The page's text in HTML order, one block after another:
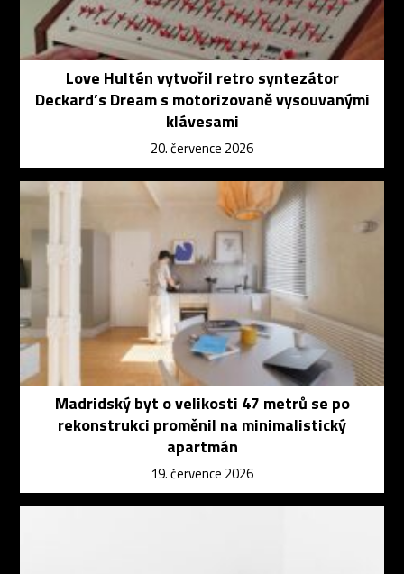
Love Hultén vytvořil retro syntezátor
Deckard’s Dream s motorizovaně vysouvanými
klávesami
20. července 2026
Madridský byt o velikosti 47 metrů se po
rekonstrukci proměnil na minimalistický
apartmán
19. července 2026